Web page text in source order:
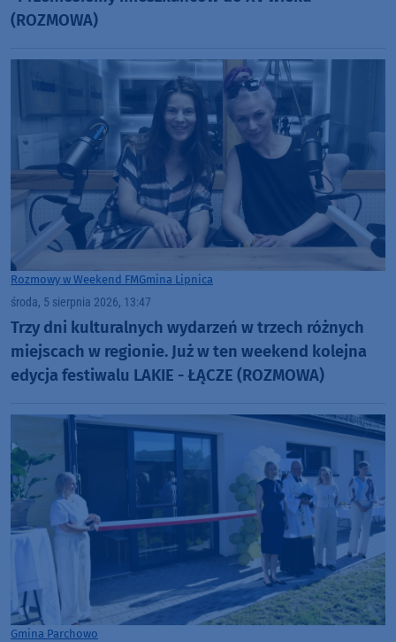
(ROZMOWA)
Rozmowy w Weekend FMGmina Lipnica
środa, 5 sierpnia 2026, 13:47
Trzy dni kulturalnych wydarzeń w trzech różnych
miejscach w regionie. Już w ten weekend kolejna
edycja festiwalu LAKIE - ŁĄCZE (ROZMOWA)
Gmina Parchowo